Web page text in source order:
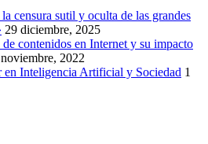
censura sutil y oculta de las grandes
29 diciembre, 2025
contenidos en Internet y su impacto
2022
en Inteligencia Artificial y Sociedad 1